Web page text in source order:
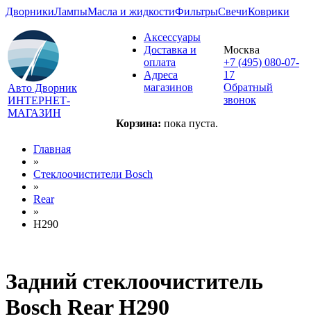
ДворникиЛампыМасла и жидкостиФильтрыСвечиКоврики
Авто Дворник
ИНТЕРНЕТ-
МАГАЗИН
Аксессуары
Доставка и
оплата
Адреса
магазинов
Корзина: пока пуста.
Москва
+7 (495) 080-07-
17
Обратный
звонок
Главная
»
Стеклоочистители Bosch
»
Rear
»
H290
Задний стеклоочиститель
Bosch Rear H290